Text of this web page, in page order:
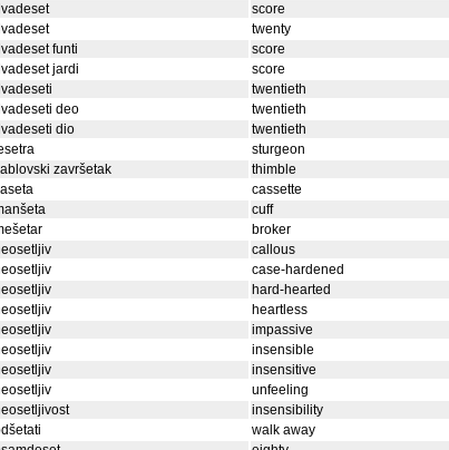
score
twenty
funti
score
jardi
score
twentieth
deo
twentieth
dio
twentieth
sturgeon
završetak
thimble
cassette
cuff
broker
callous
case-hardened
hard-hearted
heartless
impassive
insensible
insensitive
unfeeling
insensibility
walk away